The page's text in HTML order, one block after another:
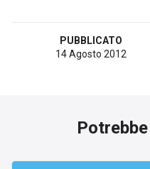
PUBBLICATO
14 Agosto 2012